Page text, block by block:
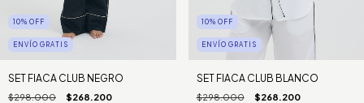
10% OFF
ENVÍO GRATIS
SET FIACA CLUB NEGRO
$298.000 $268.200
10% OFF
ENVÍO GRATIS
SET FIACA CLUB BLANCO
$298.000 $268.200